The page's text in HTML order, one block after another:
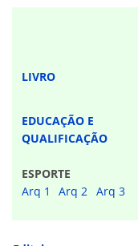
LIVRO
EDUCAÇÃO E
QUALIFICAÇÃO
ESPORTE
Arq 1
Arq 2 Arq 3